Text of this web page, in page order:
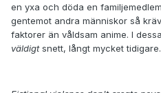
en yxa och döda en
gentemot andra människor så
faktorer än våldsam anime. I
väldigtsnett, långt mycket tidigare.